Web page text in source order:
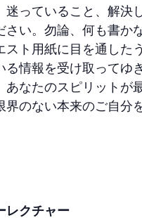
迷っていること、解
い。勿論、何も書か
ト用紙に目を通した
情報を受け取ってゆ
なたのスピリット
のない本来のご自分
レクチャー